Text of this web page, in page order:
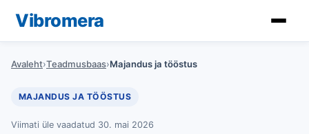
Vibromera
Avaleht›Teadmusbaas›Majandus ja tööstus
MAJANDUS JA TÖÖSTUS
Viimati üle vaadatud 30. mai 2026